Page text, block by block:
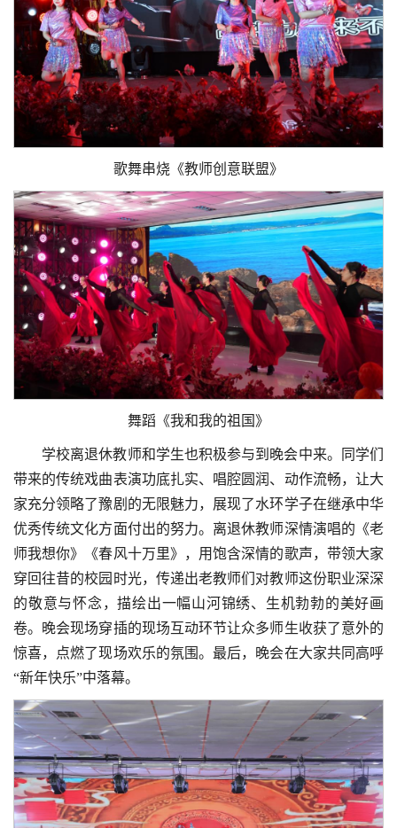
歌舞串烧《教师创意联盟》
舞蹈《我和我的祖国》
学校离退休教师和学生也积极参与到晚会中来。同学们
带来的传统戏曲表演功底扎实、唱腔圆润、动作流畅，让大
家充分领略了豫剧的无限魅力，展现了水环学子在继承中华
优秀传统文化方面付出的努力。离退休教师深情演唱的《老
师我想你》《春风十万里》，用饱含深情的歌声，带领大家
穿回往昔的校园时光，传递出老教师们对教师这份职业深深
的敬意与怀念，描绘出一幅山河锦绣、生机勃勃的美好画
卷。晚会现场穿插的现场互动环节让众多师生收获了意外的
惊喜，点燃了现场欢乐的氛围。最后，晚会在大家共同高呼
“新年快乐”中落幕。